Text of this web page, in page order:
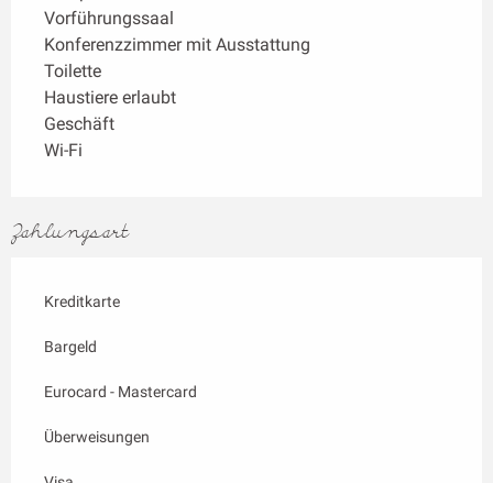
Vorführungssaal
Konferenzzimmer mit Ausstattung
Toilette
Haustiere erlaubt
Geschäft
Wi-Fi
Zahlungsart
Kreditkarte
Bargeld
Eurocard - Mastercard
Überweisungen